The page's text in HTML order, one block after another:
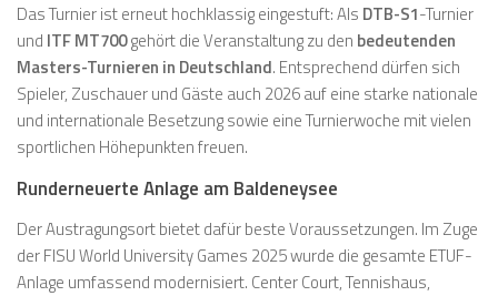
Das Turnier ist erneut hochklassig eingestuft: Als DTB-S1-Turnier
und ITF MT700gehört die Veranstaltung zu den bedeutenden
Masters-Turnieren in Deutschland. Entsprechend dürfen sich
Spieler, Zuschauer und Gäste auch 2026 auf eine starke nationale
und internationale Besetzung sowie eine Turnierwoche mit vielen
sportlichen Höhepunkten freuen.
Runderneuerte Anlage am Baldeneysee
Der Austragungsort bietet dafür beste Voraussetzungen. Im Zuge
der FISU World University Games 2025 wurde die gesamte ETUF-
Anlage umfassend modernisiert. Center Court, Tennishaus,